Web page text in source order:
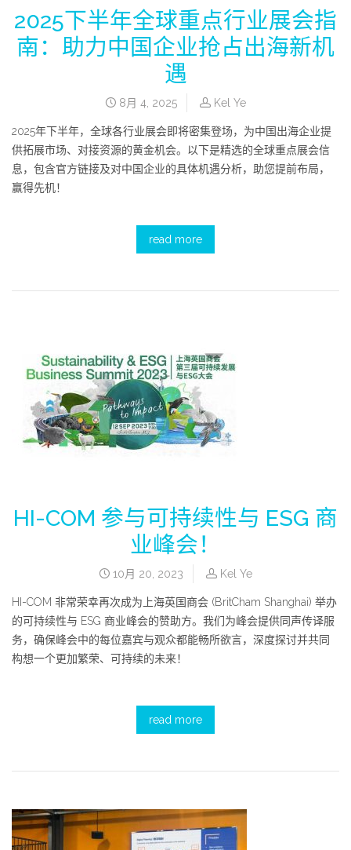
2025下半年全球重点行业展会指
南：助力中国企业抢占出海新机
遇
8月 4, 2025 Kel Ye
2025年下半年，全球各行业展会即将密集登场，为中国出海企业提
供拓展市场、对接资源的黄金机会。以下是精选的全球重点展会信
息，包含官方链接及对中国企业的具体机遇分析，助您提前布局，
赢得先机！
read more
HI-COM 参与可持续性与 ESG 商
业峰会！
10月 20, 2023 Kel Ye
HI-COM 非常荣幸再次成为上海英国商会 (BritCham Shanghai) 举办
的可持续性与 ESG 商业峰会的赞助方。我们为峰会提供同声传译服
务，确保峰会中的每位嘉宾与观众都能畅所欲言，深度探讨并共同
构想一个更加繁荣、可持续的未来！
read more